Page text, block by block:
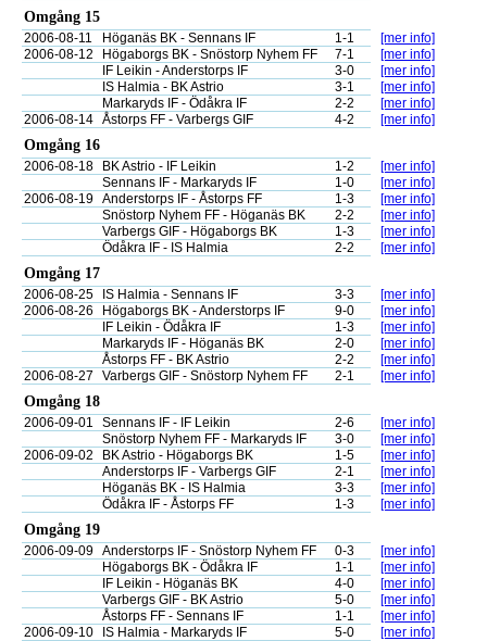
Omgång 15
2006-08-11 Höganäs BK - Sennans IF 1-1
[mer info]
2006-08-12
Högaborgs BK - Snöstorp Nyhem FF 7-1
[mer info]
IF Leikin - Anderstorps IF
3-0
[mer info]
IS Halmia - BK Astrio
3-1
[mer info]
Markaryds IF - Ödåkra IF
2-2
[mer info]
2006-08-14 Åstorps FF - Varbergs GIF 4-2 [mer info]
Omgång 16
2006-08-18 BK Astrio - IF Leikin 1-2
[mer info]
Sennans IF - Markaryds IF
1-0
[mer info]
2006-08-19 Anderstorps IF - Åstorps FF 1-3
[mer info]
Snöstorp Nyhem FF - Höganäs BK
2-2
[mer info]
Varbergs GIF - Högaborgs BK
1-3
[mer info]
Ödåkra IF - IS Halmia
2-2 [mer info]
Omgång 17
2006-08-25 IS Halmia - Sennans IF 3-3
[mer info]
2006-08-26
Högaborgs BK - Anderstorps IF 9-0
[mer info]
IF Leikin - Ödåkra IF
1-3
[mer info]
Markaryds IF - Höganäs BK
2-0
[mer info]
Åstorps FF - BK Astrio
2-2
[mer info]
2006-08-27
Varbergs GIF - Snöstorp Nyhem FF 2-1 [mer info]
Omgång 18
2006-09-01 Sennans IF - IF Leikin 2-6
[mer info]
Snöstorp Nyhem FF - Markaryds IF
3-0
[mer info]
2006-09-02
BK Astrio - Högaborgs BK 1-5
[mer info]
Anderstorps IF - Varbergs GIF
2-1
[mer info]
Höganäs BK - IS Halmia
3-3
[mer info]
Ödåkra IF - Åstorps FF
1-3 [mer info]
Omgång 19
2006-09-09 Anderstorps IF - Snöstorp Nyhem FF 0-3
[mer info]
Högaborgs BK - Ödåkra IF
1-1
[mer info]
IF Leikin - Höganäs BK
4-0
[mer info]
Varbergs GIF - BK Astrio
5-0
[mer info]
Åstorps FF - Sennans IF
1-1
[mer info]
2006-09-10
IS Halmia - Markaryds IF 5-0 [mer info]